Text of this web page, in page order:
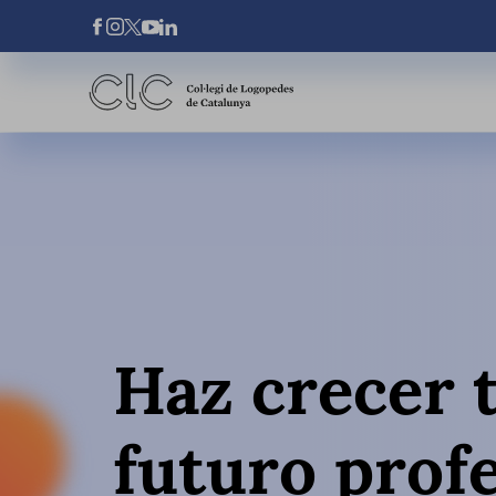
Pasar al contenido principal
Xarxes Socials
Haz crecer
futuro